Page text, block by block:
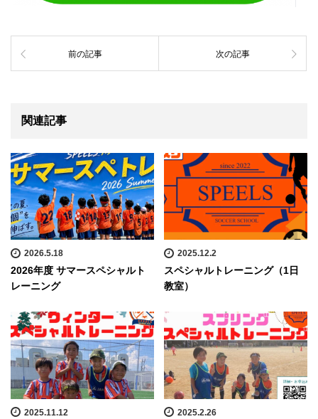
前の記事 次の記事
関連記事
2026.5.18
2026年度 サマースペシャルト
レーニング
2025.12.2
スペシャルトレーニング（1日
教室）
2025.11.12 2025.2.26